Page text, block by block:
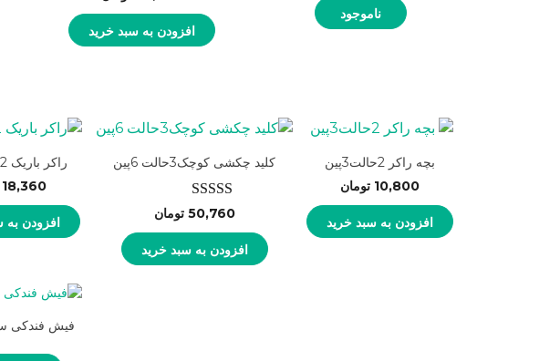
ناموجود
افزودن به سبد خرید
بچه راکر 2حالت3پین
10,800 تومان
افزودن به سبد خرید
کلید چکشی کوچک3حالت 6پین
نمره5.00 از
5
50,760 تومان
افزودن به سبد خرید
راکر باریک 2حالت2پین
18,360
افزودن به
فیش فندکی